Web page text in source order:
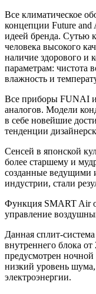
Все климатическое
концепции Future and
идеей бренда. Сутью
человека высокого
наличие здорового и
параметрам: чистота
влажность и
Все приборы FUNAI
аналогов. Модели
в себе новейшие
тенденции
Сенсей в японской
более старшему и
созданные ведущими
индустрии, стали
Функция SMART Air
управление
Данная сплит-
внутреннего блока
предусмотрен
низкий уровень
электроэнергии.